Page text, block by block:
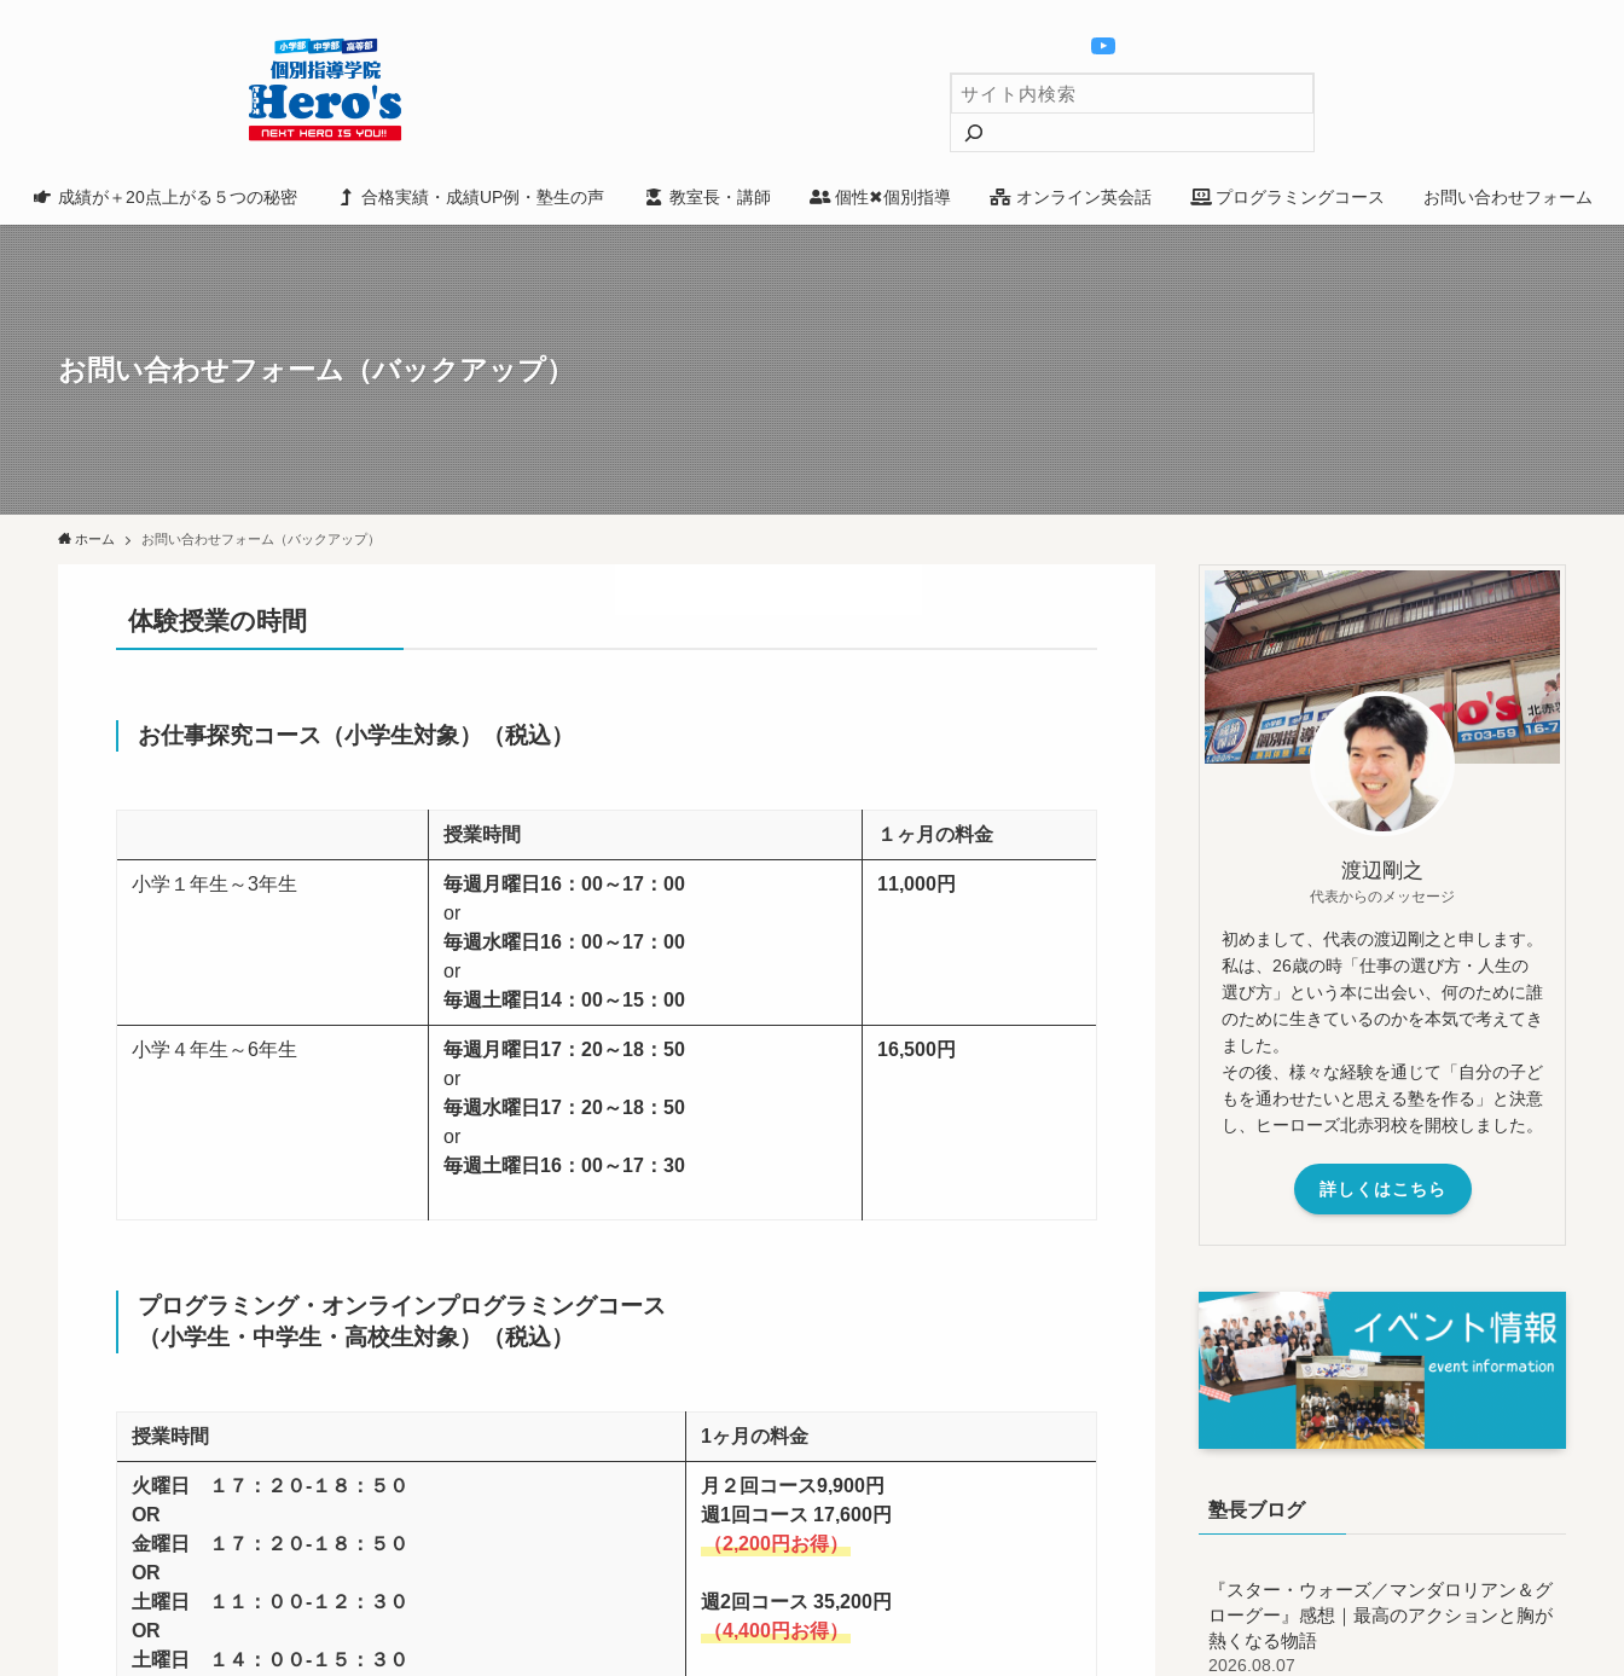
成績が＋20点上がる５つの秘密 合格実績・成績UP例・塾生の声 教室長・講師 個性✖個別指導 オンライン英会話 プログラミングコース お問い合わせフォーム
検
索
お問い合わせフォーム（バックアップ）
ホーム お問い合わせフォーム（バックアップ）
体験授業の時間
お仕事探究コース（小学生対象）（税込）
授業時間 １ヶ月の料金
小学１年生～3年生
毎週月曜日16：00～17：00
or
毎週水曜日16：00～17：00
or
毎週土曜日14：00～15：00
11,000円
小学４年生～6年生
毎週月曜日17：20～18：50
or
毎週水曜日17：20～18：50
or
毎週土曜日16：00～17：30
16,500円
プログラミング・オンラインプログラミングコース
（小学生・中学生・高校生対象）（税込）
授業時間 1ヶ月の料金
火曜日 １７：２０-１８：５０
OR
金曜日 １７：２０-１８：５０
OR
土曜日 １１：００-１２：３０
OR
土曜日 １４：００-１５：３０
月２回コース9,900円
週1回コース 17,600円
（2,200円お得）
週2回コース 35,200円
（4,400円お得）
渡辺剛之
代表からのメッセージ
初めまして、代表の渡辺剛之と申します。
私は、26歳の時「仕事の選び方・人生の
選び方」という本に出会い、何のために誰
のために生きているのかを本気で考えてき
ました。
その後、様々な経験を通じて「自分の子ど
もを通わせたいと思える塾を作る」と決意
し、ヒーローズ北赤羽校を開校しました。
詳しくはこちら
塾長ブログ
『スター・ウォーズ／マンダロリアン＆グ
ローグー』感想｜最高のアクションと胸が
熱くなる物語
2026.08.07